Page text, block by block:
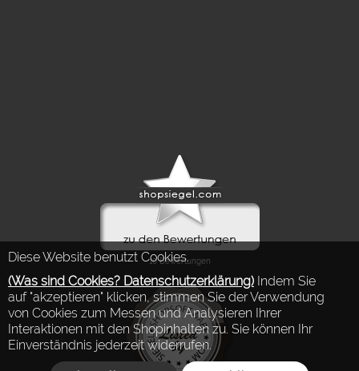
Diese Website benutzt Cookies.
(Was sind Cookies? Datenschutzerklärung) Indem Sie
auf "akzeptieren" klicken, stimmen Sie der Verwendung
von Cookies zum Messen und Analysieren Ihrer
Interaktionen mit den Shopinhalten zu. Sie können Ihr
Einverständnis jederzeit widerrufen.